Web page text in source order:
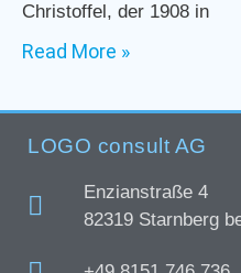
Christoffel, der 1908 in
Read More »
LOGO consult AG
Enzianstraße 4
82319 Starnberg